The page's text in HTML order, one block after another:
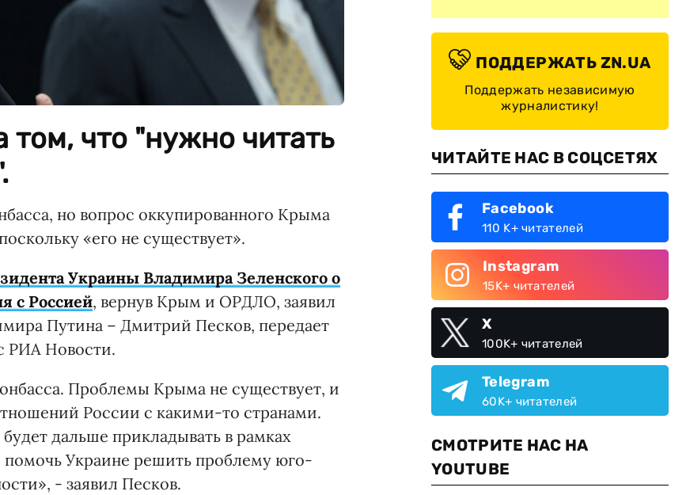
том, что "нужно читать
но вопрос оккупированного Крыма
«его не существует».
Украины Владимира Зеленского о
с Россией, вернув Крым и ОРДЛО, заявил
Путина – Дмитрий Песков, передает
РИА Новости.
Проблемы Крыма не существует, и
России с какими-то странами.
дальше прикладывать в рамках
Украине решить проблему юго-
­- заявил Песков.
ПОДДЕРЖАТЬ ZN.UA
Поддержать независимую
журналистику!
ЧИТАЙТЕ НАС В СОЦСЕТЯХ
Facebook
110 K+ читателей
Instagram
15K+ читателей
X
100K+ читателей
Telegram
60K+ читателей
СМОТРИТЕ НАС НА
YOUTUBE